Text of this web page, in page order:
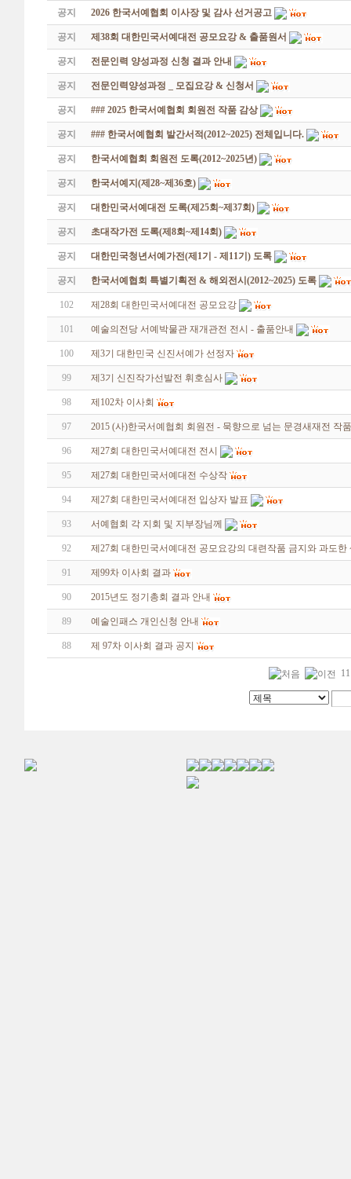
공지 2026 한국서예협회 이사장 및 감사 선거공고
공지 제38회 대한민국서예대전 공모요강 & 출품원서
공지 전문인력 양성과정 신청 결과 안내
공지 전문인력양성과정 _ 모집요강 & 신청서
공지 ### 2025 한국서예협회 회원전 작품 감상
공지 ### 한국서예협회 발간서적(2012~2025) 전체입니다.
공지 한국서예협회 회원전 도록(2012~2025년)
공지 한국서예지(제28~제36호)
공지 대한민국서예대전 도록(제25회~제37회)
공지 초대작가전 도록(제8회~제14회)
공지 대한민국청년서예가전(제1기 - 제11기) 도록
공지 한국서예협회 특별기획전 & 해외전시(2012~2025) 도록
102 제28회 대한민국서예대전 공모요강
101 예술의전당 서예박물관 재개관전 전시 - 출품안내
100 제3기 대한민국 신진서예가 선정자
99 제3기 신진작가선발전 휘호심사
98 제102차 이사회
97 2015 (사)한국서예협회 회원전 - 묵향으로 넘는 문경새재전 작
96 제27회 대한민국서예대전 전시
95 제27회 대한민국서예대전 수상작
94 제27회 대한민국서예대전 입상자 발표
93 서예협회 각 지회 및 지부장님께
92 제27회 대한민국서예대전 공모요강의 대련작품 금지와 과도
91 제99차 이사회 결과
90 2015년도 정기총회 결과 안내
89 예술인패스 개인신청 안내
88 제 97차 이사회 결과 공지
11